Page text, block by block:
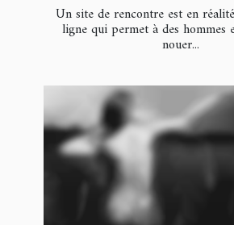
Un site de rencontre est en
ligne qui permet à des hommes
nouer...